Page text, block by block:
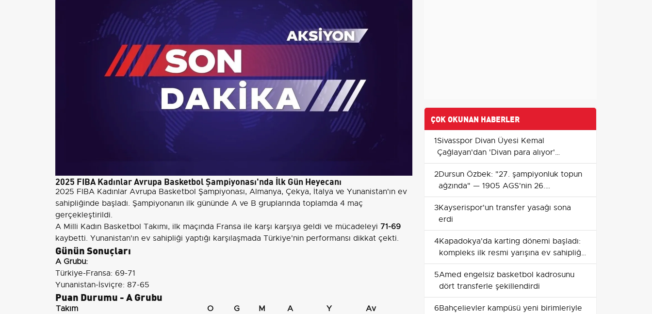
2025 FIBA Kadınlar Avrupa Basketbol Şampiyonası'nda İlk Gün Heyecanı
2025 FIBA Kadınlar Avrupa Basketbol Şampiyonası, Almanya, Çekya, İtalya ve Yunanistan'ın ev
sahipliğinde başladı. Şampiyonanın ilk gününde A ve B gruplarında toplamda 4 maç
gerçekleştirildi.
A Milli Kadın Basketbol Takımı, ilk maçında Fransa ile karşı karşıya geldi ve mücadeleyi 71-69
kaybetti. Yunanistan'ın ev sahipliği yaptığı karşılaşmada Türkiye'nin performansı dikkat çekti.
Günün Sonuçları
A Grubu:
Türkiye-Fransa: 69-71
Yunanistan-İsviçre: 87-65
Puan Durumu - A Grubu
Takım O G M A Y
Av
ÇOK OKUNAN HABERLER
1Sivasspor Divan Üyesi Kemal
Çağlayan'dan 'Divan para alıyor'
iddialarına yanıt
2Dursun Özbek: "27. şampiyonluk topun
ağzında" — 1905 AGS'nin 26.
Şampiyonluk Gecesi Ankara'da
3Kayserispor'un transfer yasağı sona
erdi
4Kapadokya'da karting dönemi başladı:
kompleks ilk resmi yarışına ev sahipliği
yapıyor
5Amed engelsiz basketbol kadrosunu
dört transferle şekillendirdi
6Bahçelievler kampüsü yeni birimleriyle